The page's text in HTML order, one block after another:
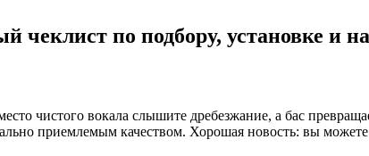
чеклист по подбору, установке и
чистого вокала слышите дребезжание, а бас
приемлемым качеством. Хорошая новость: вы можете